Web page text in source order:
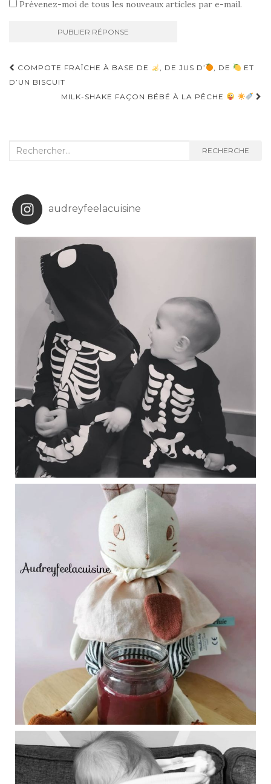
Prévenez-moi de tous les nouveaux articles par e-mail.
Navigation
d'article
COMPOTE FRAÎCHE À BASE DE , DE JUS D’ , DE
ET
D’UN BISCUIT
MILK-SHAKE FAÇON BÉBÉ À LA PÊCHE
Recherche
RECHERCHE
audreyfeelacuisine